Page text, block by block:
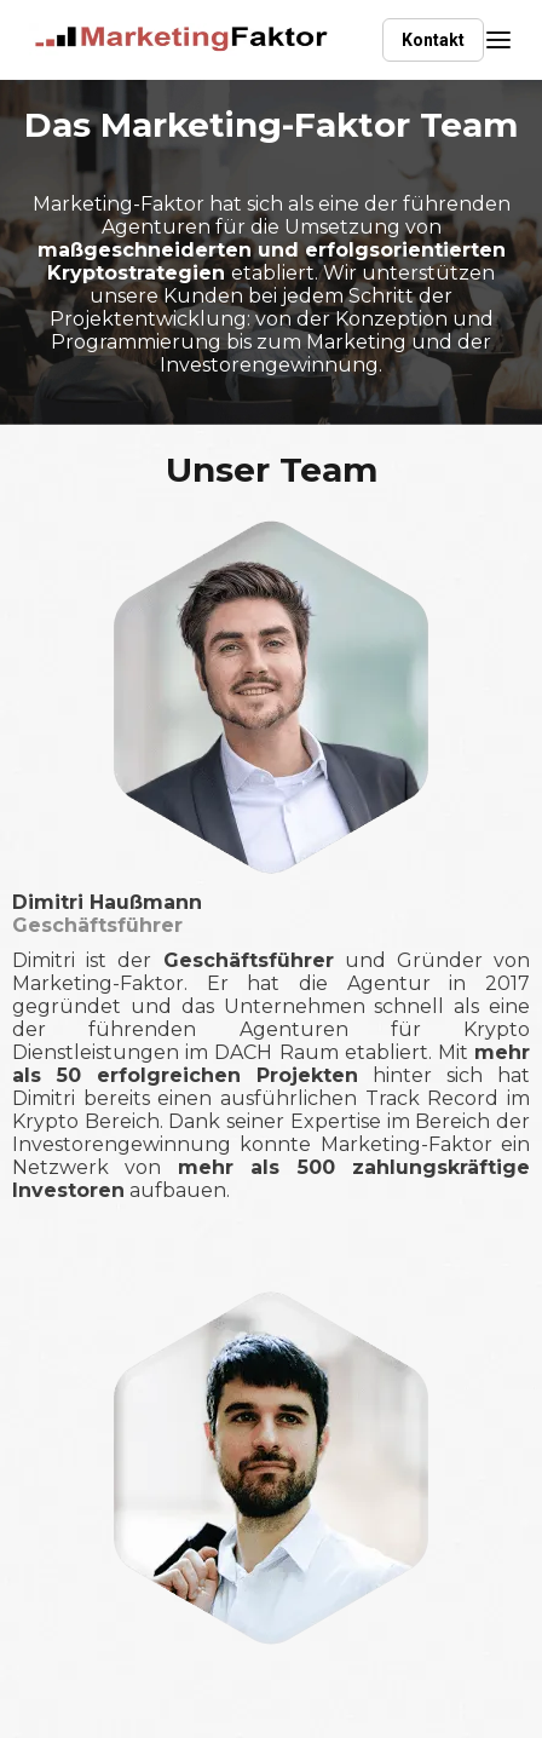
Kontakt
Das Marketing-Faktor Team
Marketing-Faktor hat sich als eine der führenden
Agenturen für die Umsetzung von
maßgeschneiderten und erfolgsorientierten
Kryptostrategien etabliert. Wir unterstützen
unsere Kunden bei jedem Schritt der
Projektentwicklung: von der Konzeption und
Programmierung bis zum Marketing und der
Investorengewinnung.
Unser Team
Dimitri Haußmann
Geschäftsführer
Dimitri ist der Geschäftsführerund Gründer von
Marketing-Faktor. Er hat die Agentur in 2017
gegründet und das Unternehmen schnell als eine
der führenden Agenturen für Krypto
Dienstleistungen im DACH Raum etabliert. Mit mehr
als 50 erfolgreichen Projekten hinter sich hat
Dimitri bereits einen ausführlichen Track Record im
Krypto Bereich. Dank seiner Expertise im Bereich der
Investorengewinnung konnte Marketing-Faktor ein
Netzwerk von mehr als 500 zahlungskräftige
Investoren aufbauen.